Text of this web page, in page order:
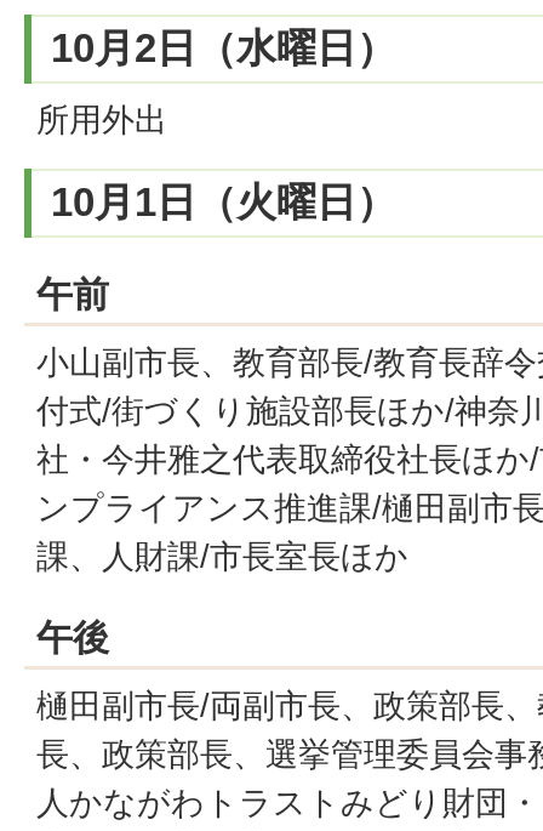
10月2日（水曜日）
所用外出
10月1日（火曜日）
午前
小山副市長、教育部長/教育長辞
付式/街づくり施設部長ほか/神奈
社・今井雅之代表取締役社長ほ
ンプライアンス推進課/樋田副市
課、人財課/市長室長ほか
午後
樋田副市長/両副市長、政策部長
長、政策部長、選挙管理委員会
人かながわトラストみどり財団